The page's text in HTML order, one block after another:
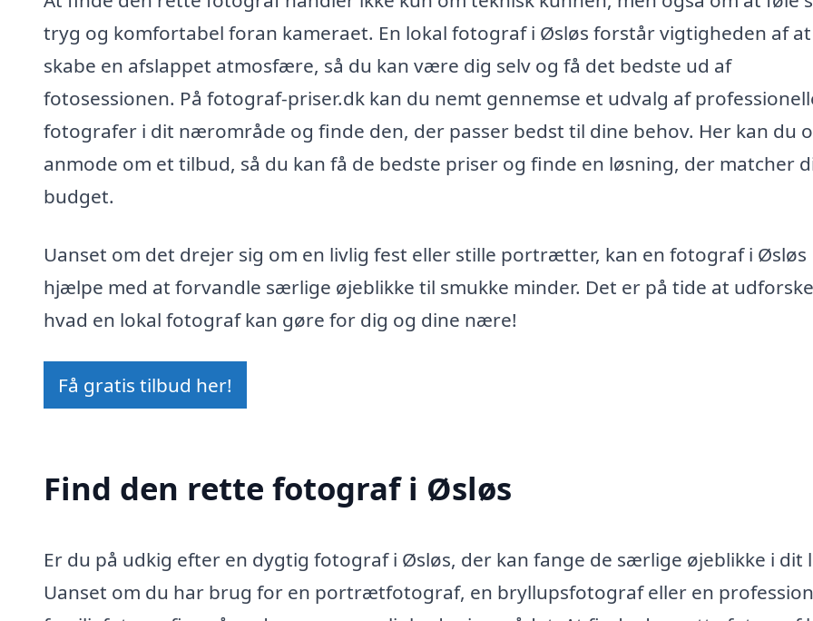
tryg og komfortabel foran kameraet. En lokal fotograf i Øsløs forstår vigtigheden af at
skabe en afslappet atmosfære, så du kan være dig selv og få det bedste ud af
fotosessionen. På fotograf-priser.dk kan du nemt gennemse et udvalg af
fotografer i dit nærområde og finde den, der passer bedst til dine behov. Her kan du
anmode om et tilbud, så du kan få de bedste priser og finde en løsning, der matcher
budget.
Uanset om det drejer sig om en livlig fest eller stille portrætter, kan en fotograf i Øsløs
hjælpe med at forvandle særlige øjeblikke til smukke minder. Det er på tide at
hvad en lokal fotograf kan gøre for dig og dine nære!
Få gratis tilbud her!
Find den rette fotograf i Øsløs
Er du på udkig efter en dygtig fotograf i Øsløs, der kan fange de særlige øjeblikke i dit
Uanset om du har brug for en portrætfotograf, en bryllupsfotograf eller en